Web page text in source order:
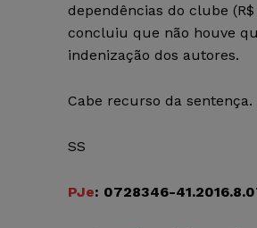
dependências do clube
concluiu que não houve
indenização dos autores.
Cabe recurso da sentença.
SS
PJe: 0728346-